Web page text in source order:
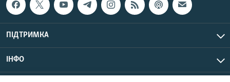
ПІДТРИМКА
ІНФО